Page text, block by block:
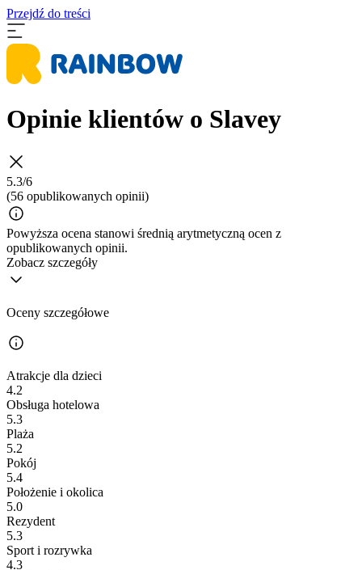
Przejdź do treści
Opinie klientów o Slavey
5.3/6
(56 opublikowanych opinii)
Powyższa ocena stanowi średnią arytmetyczną ocen z
opublikowanych opinii.
Zobacz szczegóły
Oceny szczegółowe
Atrakcje dla dzieci
4.2
Obsługa hotelowa
5.3
Plaża
5.2
Pokój
5.4
Położenie i okolica
5.0
Rezydent
5.3
Sport i rozrywka
4.3